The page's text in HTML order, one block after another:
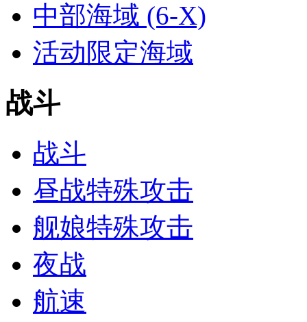
中部海域 (6-X)
活动限定海域
战斗
战斗
昼战特殊攻击
舰娘特殊攻击
夜战
航速